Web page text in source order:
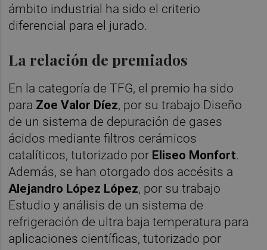
ámbito industrial ha sido el criterio
diferencial para el jurado.
La relación de premiados
En la categoría de TFG, el premio ha sido
para Zoe Valor Díez, por su trabajo Diseño
de un sistema de depuración de gases
ácidos mediante filtros cerámicos
catalíticos, tutorizado por Eliseo Monfort.
Además, se han otorgado dos accésits a
Alejandro López López, por su trabajo
Estudio y análisis de un sistema de
refrigeración de ultra baja temperatura para
aplicaciones científicas, tutorizado por